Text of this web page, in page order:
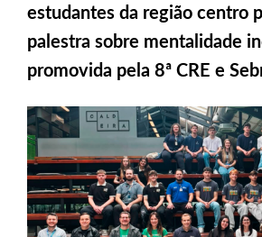
estudantes da região centro
palestra sobre mentalidade
promovida pela 8ª CRE e